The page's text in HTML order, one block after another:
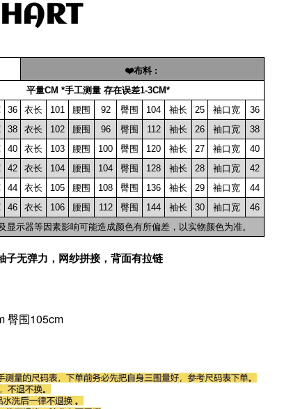
❤️布料 :
平量CM *手工测量 存在误差1-3CM*
36 衣长 101 腰围 92 臀围 104 袖长 25 袖口宽
36
38 衣长 102 腰围 96 臀围 112 袖长 26 袖口宽
38
40 衣长 103 腰围 100 臀围 120 袖长 27 袖口宽
40
42 衣长 104 腰围 104 臀围 128 袖长 28 袖口宽
42
44 衣长 105 腰围 108 臀围 136 袖长 29 袖口宽
44
46 衣长 106 腰围 112 臀围 144 袖长 30 袖口宽
46
显示器等因素影响可能造成颜色有所偏差，以实物颜色为准。
子无弹力，网纱拼接，背面有拉链
臀围105cm